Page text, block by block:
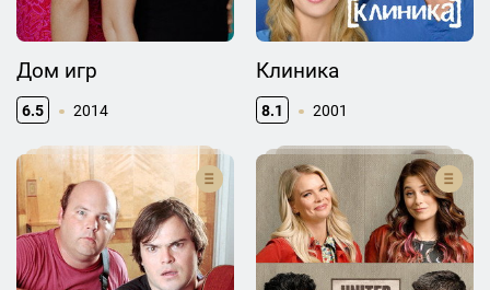
Дом игр
6.5 2014
Клиника
8.1 2001